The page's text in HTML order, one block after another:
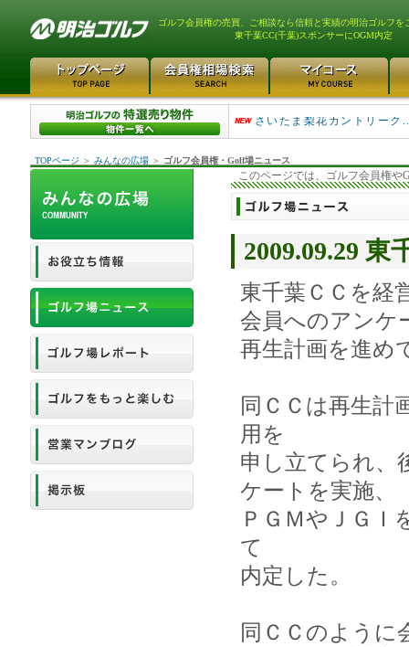
ゴルフ会員権の売買、ご相談なら信頼と実績の明治ゴルフを
東千葉CC(千葉)スポンサーにOGM内定
平塚富士見カントリーク
さいたま梨花カントリーク
TOPページ ＞ みんなの広場 ＞ ゴルフ会員権・Golf場ニュース
このページでは、ゴルフ会員権や
2009.09.29
東千葉ＣＣを経
会員へのアンケ
再生計画を進め
同ＣＣは再生計
用を
申し立てられ、
ケートを実施、
ＰＧＭやＪＧＩ
て
内定した。
同ＣＣのように